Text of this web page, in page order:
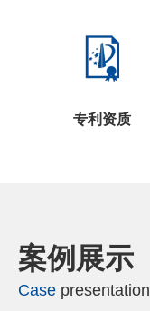
专利资质
案例展示
Case presentation